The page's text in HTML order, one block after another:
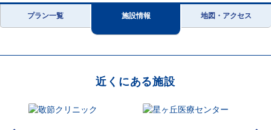
プラン一覧 施設情報 地図・アクセス
近くにある施設